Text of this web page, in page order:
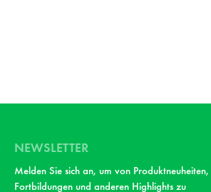
NEWSLETTER
Melden Sie sich an, um von Produktneuheiten,
Fortbildungen und anderen Highlights zu